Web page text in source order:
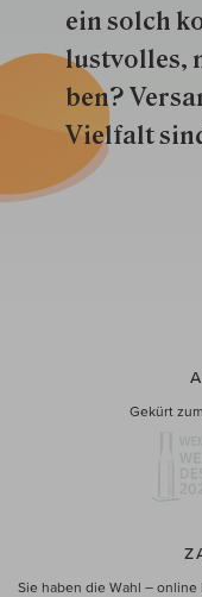
ein solch
lustvolles,
ben?
Vielfalt
Gekürt
Sie haben die Wahl –